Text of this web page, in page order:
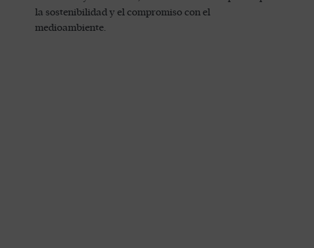
la sostenibilidad y el compromiso con el
medioambiente.